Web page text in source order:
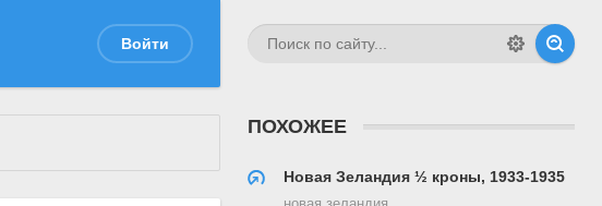
Войти
ПОХОЖЕЕ
Новая Зеландия ½ кроны, 1933-1935